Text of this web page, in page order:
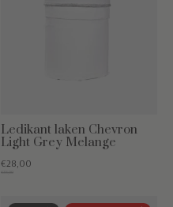
Ledikant laken Chevron
Light Grey Melange
€28,00
€35,00